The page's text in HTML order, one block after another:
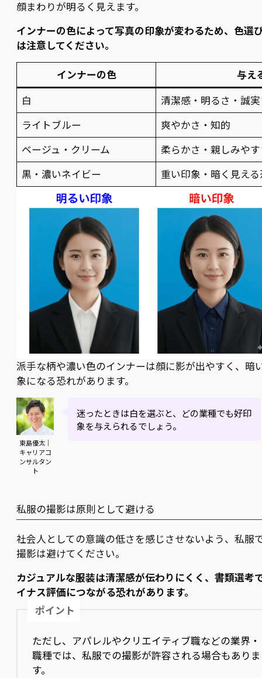
顔まわりが明るく見えます。
インナーの色によって写真の印象が変わるため、色選
は注意してください。
インナーの色
与え
白
清潔感・明るさ・誠
ライトブルー
爽やかさ・知的
ベージュ・クリーム
柔らかさ・親しみや
黒・濃いネイビー
重い印象・暗く見え
派手な柄や濃い色のインナーは顔に影が出やすく、暗
象になる恐れがあります。
東島優太｜
キャリアコ
ンサルタン
ト
迷ったときは白を選ぶと、どの業種でも好印
象を与えられるでしょう。
私服の撮影は原則として避ける
社会人としての意識の低さを感じさせないよう、私服
撮影は避けてください。
カジュアルな服装は清潔感が伝わりにくく、書類選考
イナス評価につながる恐れがあります。
ポイント
ただし、アパレルやクリエイティブ職などの業界・
職種では、私服での撮影が許容される場合もありま
す。